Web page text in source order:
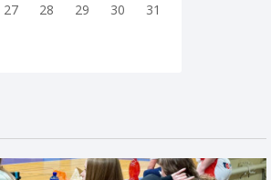
27 28 29 30 31